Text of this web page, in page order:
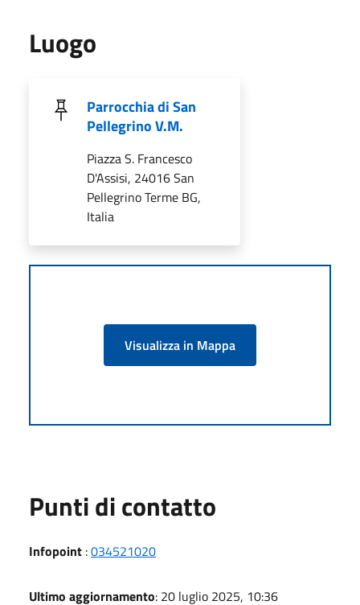
Luogo
Parrocchia di San
Pellegrino V.M.
Piazza S. Francesco
D'Assisi, 24016 San
Pellegrino Terme BG,
Italia
Visualizza in Mappa
Punti di contatto
Infopoint :034521020
Ultimo aggiornamento: 20 luglio 2025, 10:36